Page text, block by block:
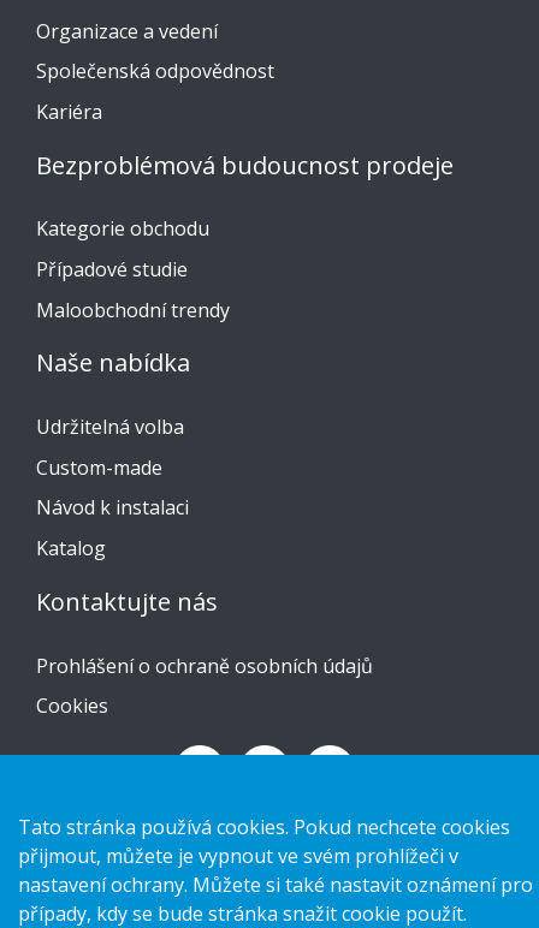
Organizace a vedení
Společenská odpovědnost
Kariéra
Bezproblémová budoucnost prodeje
Kategorie obchodu
Případové studie
Maloobchodní trendy
Naše nabídka
Udržitelná volba
Custom-made
Návod k instalaci
Katalog
Kontaktujte nás
Prohlášení o ochraně osobních údajů
Cookies
Copyright 2026 HL Display AB. All rights reserved.
Tato stránka používá cookies. Pokud nechcete cookies
přijmout, můžete je vypnout ve svém prohlížeči v
nastavení ochrany. Můžete si také nastavit oznámení pro
případy, kdy se bude stránka snažit cookie použít.